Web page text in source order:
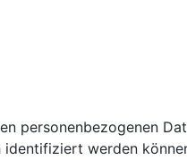
personenbezogenen
werden